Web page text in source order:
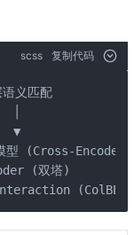
scss 复制代码
匹配
▼
(Cross-Encoder)
(双塔)